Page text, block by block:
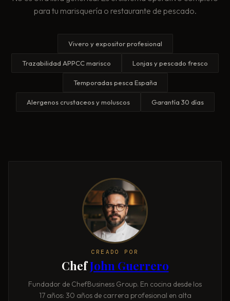
para tu marisquería o restaurante de pescado.
Vivero y expositor profesional
Trazabilidad APPCC marisco Lonjas y pescado fresco
Temporadas pesca España
Alergenos crustaceos y moluscos Garantía 30 días
CREADO POR
ChefJohn Guerrero
Fundador de ChefBusiness Group. En cocina desde los
17 años: 30 años de carrera profesional en alta